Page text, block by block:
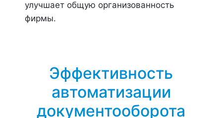
улучшает общую организованность
фирмы.
Эффективность
автоматизации
документооборота